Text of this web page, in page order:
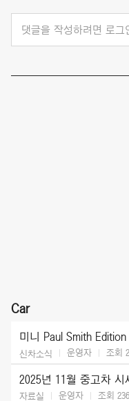
댓글을 작성하려면 로그
Car
미니 Paul Smith
신차소식 운영자 조회
2025년 11월 중고차 시
자료실 운영자 조회